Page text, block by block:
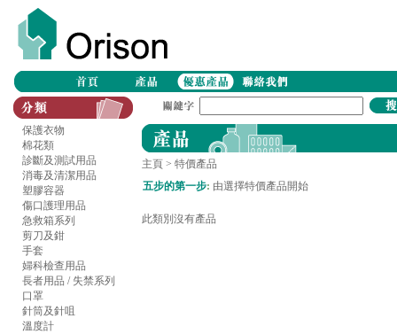
保護衣物
棉花類
診斷及測試用品
消毒及清潔用品
塑膠容器
傷口護理用品
急救箱系列
剪刀及鉗
手套
婦科檢查用品
長者用品 / 失禁系列
口罩
針筒及針咀
溫度計
主頁 > 特價產品
五步的第一步: 由選擇特價產品開始
此類別沒有產品